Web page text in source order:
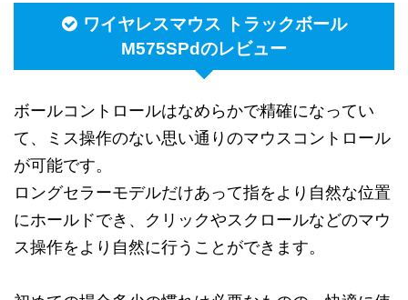
ワイヤレスマウス トラックボール
M575SPdのレビュー
ボールコントロールはなめらかで精確になってい
て、ミス操作のない思い通りのマウスコントロール
が可能です。
ロングセラーモデルだけあって指をより自然な位置
にホールドでき、クリックやスクロールなどのマウ
ス操作をより自然に行うことができます。